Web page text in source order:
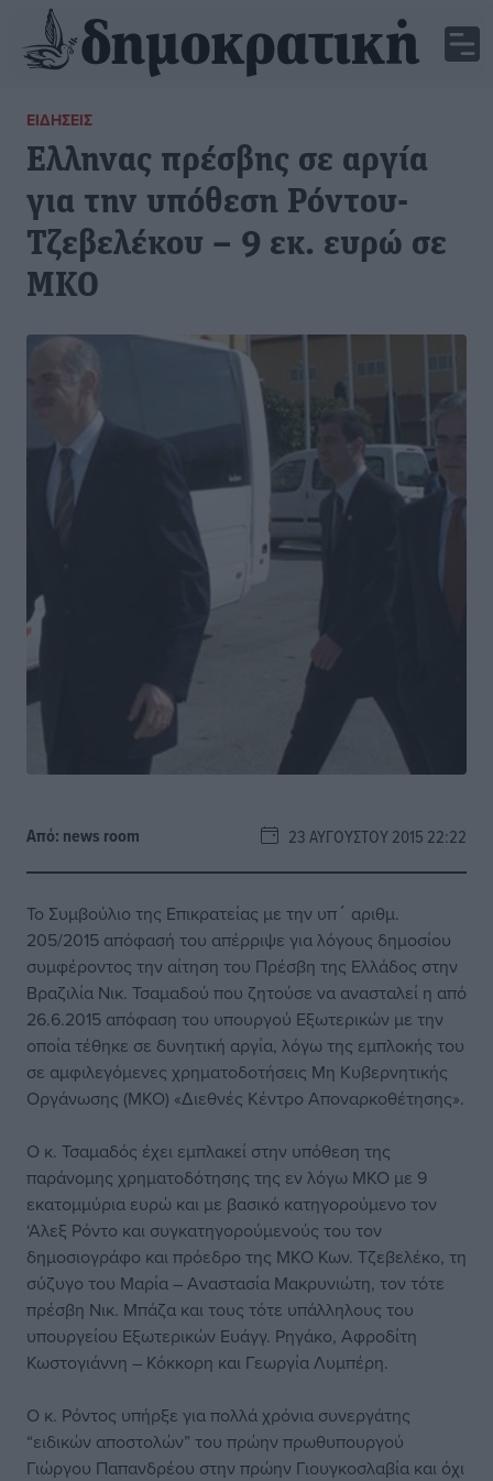
ΕΙΔΉΣΕΙΣ
Ελληνας πρέσβης σε αργία
για την υπόθεση Ρόντου-
Τζεβελέκου – 9 εκ. ευρώ σε
ΜΚΟ
Από: news room 23 ΑΥΓΟΎΣΤΟΥ 2015 22:22
To Συμβούλιο της Επικρατείας με την υπ΄ αριθμ.
205/2015 απόφασή τoυ απέρριψε για λόγους δημοσίου
συμφέροντος την αίτηση του Πρέσβη της Ελλάδος στην
Βραζιλία Νικ. Τσαμαδού που ζητούσε να ανασταλεί η από
26.6.2015 απόφαση του υπουργού Εξωτερικών με την
οποία τέθηκε σε δυνητική αργία, λόγω της εμπλοκής του
σε αμφιλεγόμενες χρηματοδοτήσεις Μη Κυβερνητικής
Οργάνωσης (ΜΚΟ) «Διεθνές Κέντρο Αποναρκοθέτησης».
Ο κ. Τσαμαδός έχει εμπλακεί στην υπόθεση της
παράνομης χρηματοδότησης της εν λόγω ΜΚΟ με 9
εκατομμύρια ευρώ και με βασικό κατηγορούμενο τον
‘Αλεξ Ρόντο και συγκατηγορούμενούς του τον
δημοσιογράφο και πρόεδρο της ΜΚΟ Κων. Τζεβελέκο, τη
σύζυγο του Μαρία – Αναστασία Μακρυνιώτη, τον τότε
πρέσβη Νικ. Μπάζα και τους τότε υπάλληλους του
υπουργείου Εξωτερικών Ευάγγ. Ρηγάκο, Αφροδίτη
Κωστογιάννη – Κόκκορη και Γεωργία Λυμπέρη.
Ο κ. Ρόντος υπήρξε για πολλά χρόνια συνεργάτης
“ειδικών αποστολών” του πρώην πρωθυπουργού
Γιώργου Παπανδρέου στην πρώην Γιουγκοσλαβία και όχι